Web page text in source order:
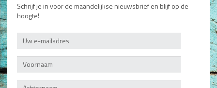
Schrijf je in voor de maandelijkse nieuwsbrief en blijf op de
hoogte!